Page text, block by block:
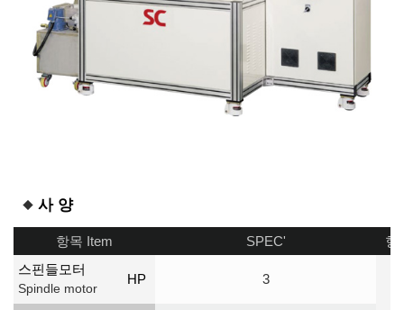
사 양
항목 Item SPEC'
항
스핀들모터
Spindle motor
HP 3